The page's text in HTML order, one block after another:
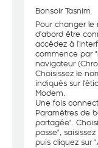
Bonsoir Tasnim
Pour changer le
d'abord être
accédez à
commence par "
navigateur
Choisissez le
indiqués sur
Modem.
Une fois
Paramètres de
partagée".
passe",
puis cliquez sur